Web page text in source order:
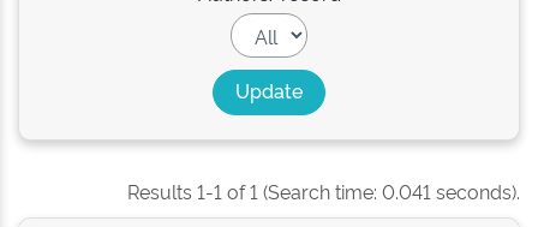
Results 1-1 of 1 (Search time: 0.041 seconds).